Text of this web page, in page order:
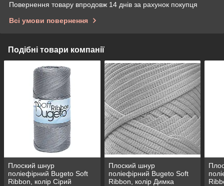
Повернення товару впродовж 14 днів за рахунок покупця
Всі умови повернення
Подібні товари компанії
Плоский шнур
поліефірний Bugeto Soft
Ribbon, колір Сірий
Плоский шнур
поліефірний Bugeto Soft
Ribbon, колір Димка